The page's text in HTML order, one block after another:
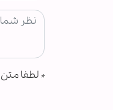
* لطفا